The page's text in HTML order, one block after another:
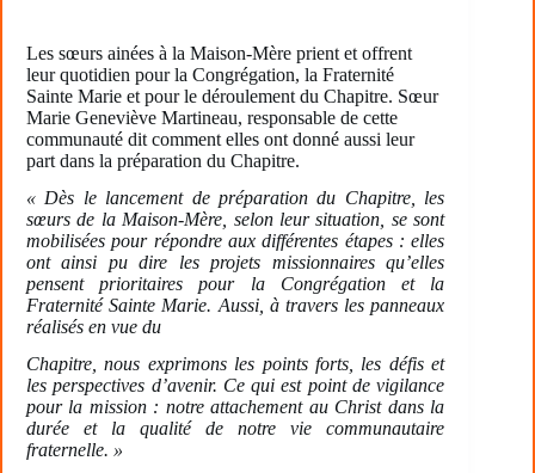
Les sœurs ainées à la Maison-Mère prient et offrent
leur quotidien pour la Congrégation, la Fraternité
Sainte Marie et pour le déroulement du Chapitre. Sœur
Marie Geneviève Martineau, responsable de cette
communauté dit comment elles ont donné aussi leur
part dans la préparation du Chapitre.
« Dès le lancement de préparation du Chapitre, les
sœurs de la Maison-Mère, selon leur situation, se sont
mobilisées pour répondre aux différentes étapes : elles
ont ainsi pu dire les projets missionnaires qu’elles
pensent prioritaires pour la Congrégation et la
Fraternité Sainte Marie. Aussi, à travers les panneaux
réalisés en vue du
Chapitre, nous exprimons les points forts, les défis et
les perspectives d’avenir. Ce qui est point de vigilance
pour la mission : notre attachement au Christ dans la
durée et la qualité de notre vie communautaire
fraternelle. »